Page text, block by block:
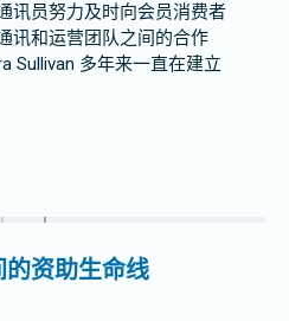
讯员努力及时向会员消费者
讯和运营团队之间的合作
Sullivan 多年来一直在建立
资助生命线